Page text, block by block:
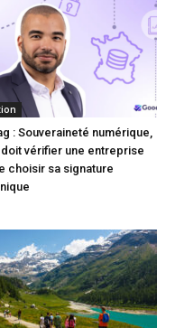
: Souveraineté numérique,
vérifier une entreprise
choisir sa signature